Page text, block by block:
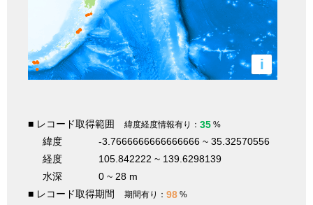
i
■ レコード取得範囲 緯度経度情報有り： 35 %
緯度
-3.7666666666666666 ~ 35.32570556
経度
105.842222 ~ 139.6298139
水深
0 ~ 28 m
■ レコード取得期間
期間有り： 98 %